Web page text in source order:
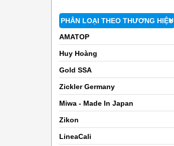
PHÂN LOẠI THEO THƯƠNG HIỆU
AMATOP
Huy Hoàng
Gold SSA
Zickler Germany
Miwa - Made In Japan
Zikon
LineaCali